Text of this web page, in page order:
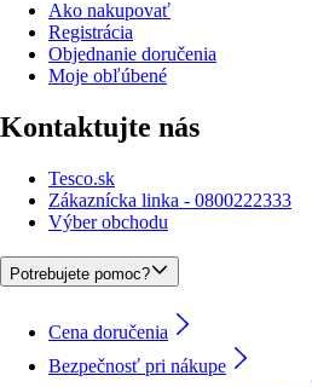
Ako nakupovať
Registrácia
Objednanie doručenia
Moje obľúbené
Kontaktujte nás
Tesco.sk
Zákaznícka linka - 0800222333
Výber obchodu
Potrebujete pomoc?
Cena doručenia
Bezpečnosť pri nákupe